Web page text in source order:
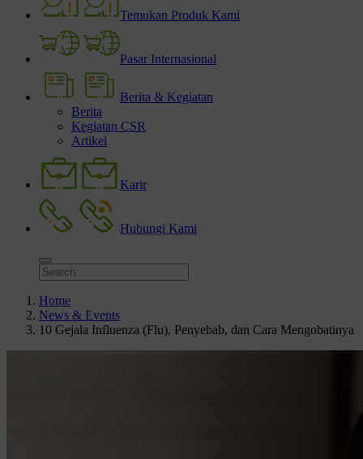
Temukan Produk Kami
Pasar Internasional
Berita & Kegiatan
Berita
Kegiatan CSR
Artikel
Karir
Hubungi Kami
Home
News & Events
10 Gejala Influenza (Flu), Penyebab, dan Cara Mengobatinya